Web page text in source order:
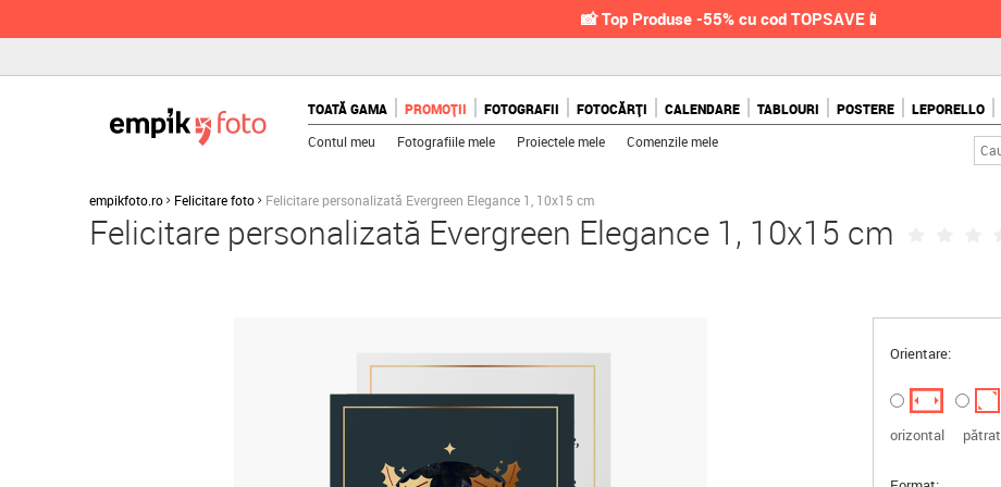
📸 Top Produse -55% cu cod TOPSAVE📱
TOATĂ GAMA PROMOȚII FOTOGRAFII FOTOCĂRȚI CALENDARE TABLOURI POSTERE LEPORELLO
Contul meu Fotografiile mele Proiectele mele Comenzile mele
empikfoto.ro Felicitare foto Felicitare personalizată Evergreen Elegance 1, 10x15 cm
Felicitare personalizată Evergreen Elegance 1, 10x15 cm
Orientare:
orizontal pătrat